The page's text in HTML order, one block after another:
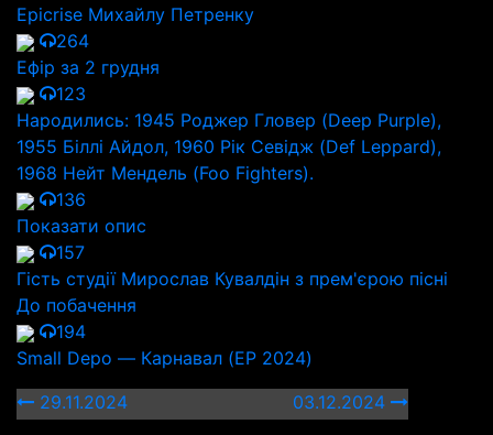
Epicrise Михайлу Петренку
264
Ефір за 2 грудня
123
Народились: 1945 Роджер Гловер (Deep Purple),
1955 Біллі Айдол, 1960 Рік Севідж (Def Leppard),
1968 Нейт Мендель (Foo Fighters).
136
Показати опис
157
Гість студії Мирослав Кувалдін з прем'єрою пісні
До побачення
194
Small Depo — Карнавал (EP 2024)
29.11.2024
03.12.2024